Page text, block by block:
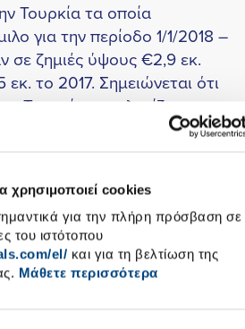
cookies
για την πλήρη πρόσβαση σε
ιστότοπου
el/και για τη βελτίωση της
περισσότερα
τα οποία
την περίοδο 1/1/2018 –
ζημιές ύψους €2,9 εκ.
2017. Σημειώνεται ότι
υπολογίζονται με
θέσης έως την
τρίμηνο του 2018
της πλήρους
το 2018 εμφάνισε
τάσεις. Η αγορά
έπειτα από 4 χρόνια
της κοινοπραξίας
κύκλου εργασιών